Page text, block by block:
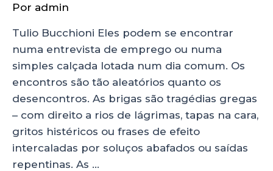
Por admin
Tulio Bucchioni Eles podem se encontrar
numa entrevista de emprego ou numa
simples calçada lotada num dia comum. Os
encontros são tão aleatórios quanto os
desencontros. As brigas são tragédias gregas
– com direito a rios de lágrimas, tapas na cara,
gritos histéricos ou frases de efeito
intercaladas por soluços abafados ou saídas
repentinas. As …